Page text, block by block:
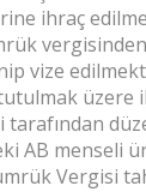
ihraç
vize
üzere
tarafından
AB menseli
Vergisi